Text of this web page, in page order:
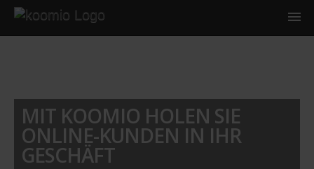
MIT KOOMIO HOLEN SIE
ONLINE-KUNDEN IN IHR
GESCHÄFT